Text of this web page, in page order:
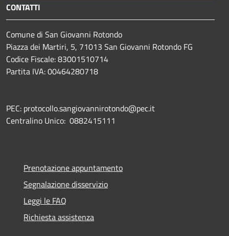
CONTATTI
Comune di San Giovanni Rotondo
Piazza dei Martiri, 5, 71013 San Giovanni Rotondo FG
Codice Fiscale: 83001510714
Partita IVA: 00464280718
PEC: protocollo.sangiovannirotondo@pec.it
Centralino Unico: 0882415111
Prenotazione appuntamento
Segnalazione disservizio
Leggi le FAQ
Richiesta assistenza